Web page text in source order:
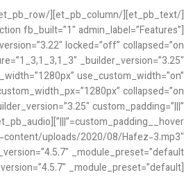
fb_built=”1″ admin_label=”Features”
_builder_version=”3.25″
use_custom_width=”on”
custom_padding=”|||”
uploads/2020/08/Hafez-3.mp3″
[et_pb_text _builder_version=”4.5.7″ _module_preset=”default”]